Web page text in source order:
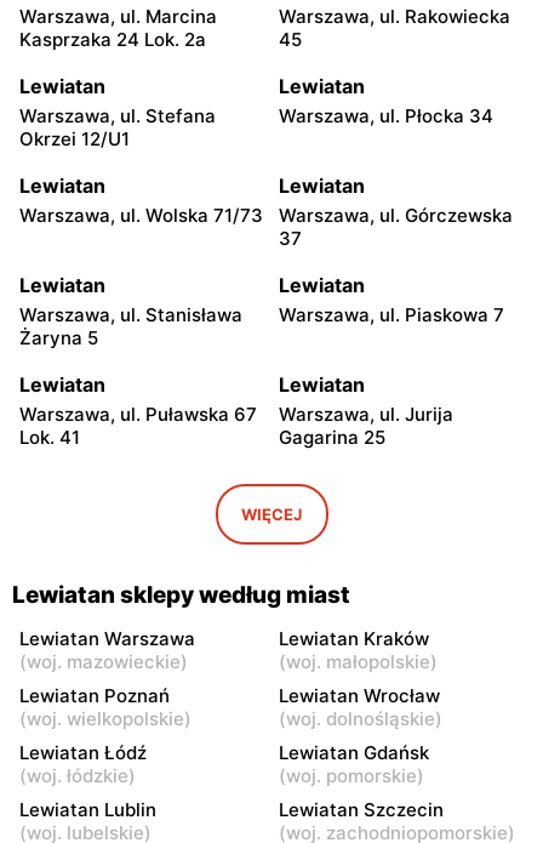
Warszawa, ul. Marcina
Kasprzaka 24 Lok. 2a
Warszawa, ul. Rakowiecka
45
Lewiatan
Warszawa, ul. Stefana
Okrzei 12/U1
Lewiatan
Warszawa, ul. Płocka 34
Lewiatan
Warszawa, ul. Wolska 71/73
Lewiatan
Warszawa, ul. Górczewska
37
Lewiatan
Warszawa, ul. Stanisława
Żaryna 5
Lewiatan
Warszawa, ul. Piaskowa 7
Lewiatan
Warszawa, ul. Puławska 67
Lok. 41
Lewiatan
Warszawa, ul. Jurija
Gagarina 25
Warszawa, ul. Egipska 4
Lewiatan
Warszawa, ul. Elbląska 37
Warszawa, ul. Erazma
Warszawa, ul.
Międzyborska 48
Lewiatan
Warszawa, ul. Sabały 3
Lewiatan
Warszawa, ul. Majdańska 11
Lewiatan
Warszawa al. Stanów
Zjednoczonych 72 Lok. 4
Lewiatan
Warszawa, ul.
Bernardyńska 25
Lewiatan Lewiatan
WIĘCEJ
Lewiatan sklepy według miast
Lewiatan Warszawa
(woj. mazowieckie)
Lewiatan Kraków
(woj. małopolskie)
Lewiatan Poznań
(woj. wielkopolskie)
Lewiatan Wrocław
(woj. dolnośląskie)
Lewiatan Łódź
(woj. łódzkie)
Lewiatan Gdańsk
(woj. pomorskie)
Lewiatan Lublin
(woj. lubelskie)
Lewiatan Szczecin
(woj. zachodniopomorskie)